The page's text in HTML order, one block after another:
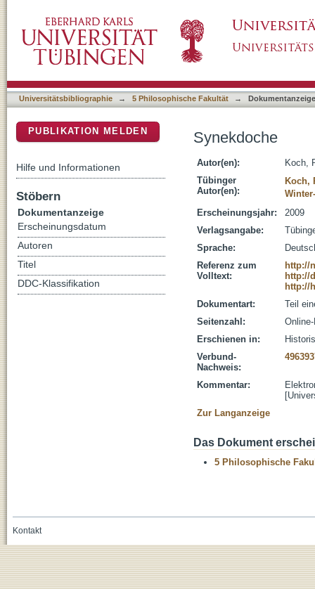
Universitätsbibliographie → 5 Philosophische Fakultät → Dokumentanzeige
Synekdoche
Autor(en):
Koch,
Tübinger
Autor(en):
Koch,
Erscheinungsjahr:
2009
Verlagsangabe:
Sprache:
Referenz zum
Volltext:
http://
http://
http://
Dokumentart:
Teil
Seitenzahl:
Erschienen in:
Verbund-
Nachweis:
Kommentar:
Zur Langanzeige
Das Dokument
5 Philosophische
PUBLIKATION MELDEN
Hilfe und Informationen
Stöbern
Dokumentanzeige
Erscheinungsdatum
Autoren
Titel
DDC-Klassifikation
Kontakt